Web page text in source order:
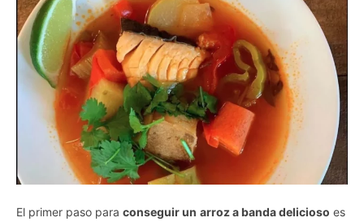
El primer paso para conseguir un arroz a banda delicioso es